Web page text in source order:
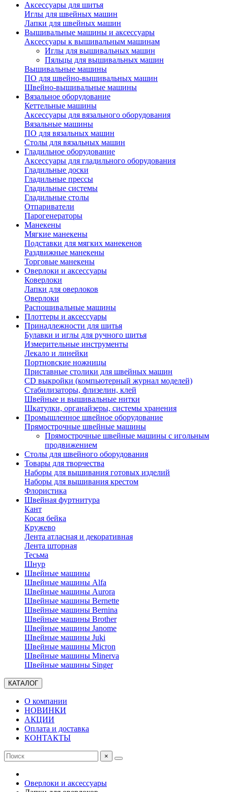
Аксессуары для шитья
Иглы для швейных машин
Лапки для швейных машин
Вышивальные машины и аксессуары
Аксессуары к вышивальным машинам
Иглы для вышивальных машин
Пяльцы для вышивальных машин
Вышивальные машины
ПО для швейно-вышивальных машин
Швейно-вышивальные машины
Вязальное оборудование
Кеттельные машины
Аксессуары для вязального оборудования
Вязальные машины
ПО для вязальных машин
Столы для вязальных машин
Гладильное оборудование
Аксессуары для гладильного оборудования
Гладильные доски
Гладильные прессы
Гладильные системы
Гладильные столы
Отпариватели
Парогенераторы
Манекены
Мягкие манекены
Подставки для мягких манекенов
Раздвижные манекены
Торговые манекены
Оверлоки и аксессуары
Коверлоки
Лапки для оверлоков
Оверлоки
Распошивальные машины
Плоттеры и аксессуары
Принадлежности для шитья
Булавки и иглы для ручного шитья
Измерительные инструменты
Лекало и линейки
Портновские ножницы
Приставные столики для швейных машин
СD выкройки (компьютерный журнал моделей)
Стабилизаторы, флизелин, клей
Швейные и вышивальные нитки
Шкатулки, органайзеры, системы хранения
Промышленное швейное оборудование
Прямострочные швейные машины
Прямострочные швейные машины с игольным
продвижением
Столы для швейного оборудования
Товары для творчества
Наборы для вышивания готовых изделий
Наборы для вышивания крестом
Флористика
Швейная фуртнитура
Кант
Косая бейка
Кружево
Лента aтласная и декоративная
Лента шторная
Тесьма
Шнур
Швейные машины
Швейные машины Alfa
Швейные машины Aurora
Швейные машины Bernette
Швейные машины Bernina
Швейные машины Brother
Швейные машины Janome
Швейные машины Juki
Швейные машины Micron
Швейные машины Minerva
Швейные машины Singer
КАТАЛОГ
О компании
НОВИНКИ
АКЦИИ
Оплата и доставка
КОНТАКТЫ
×
Оверлоки и аксессуары